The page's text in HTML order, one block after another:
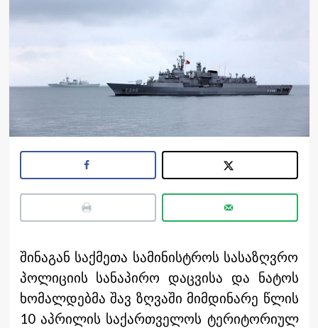
შინაგან საქმეთა სამინისტროს სასაზღვრო
პოლიციის სანაპირო დაცვისა და ნატოს
ხომალდებმა შავ ზღვაში მიმდინარე წლის
10 აპრილის საქართველოს ტერიტორიულ